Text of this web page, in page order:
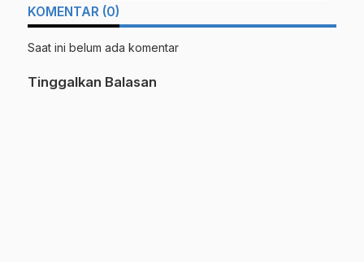
KOMENTAR (0)
Saat ini belum ada komentar
Tinggalkan Balasan